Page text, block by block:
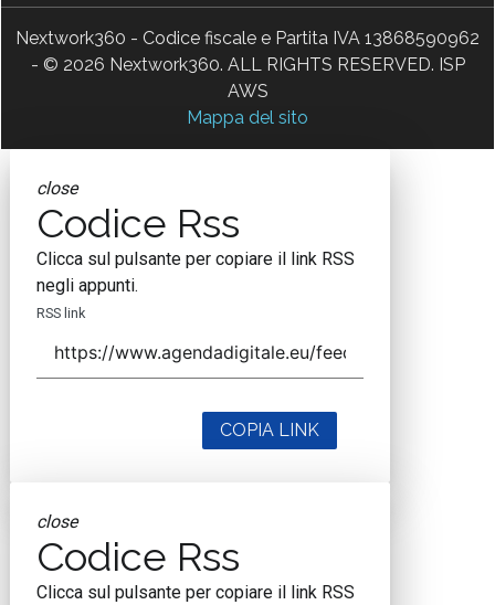
Nextwork360 - Codice fiscale e Partita IVA 13868590962
- © 2026 Nextwork360. ALL RIGHTS RESERVED. ISP
AWS
Mappa del sito
close
Codice Rss
Clicca sul pulsante per copiare il link RSS
negli appunti.
RSS link
COPIA LINK
close
Codice Rss
Clicca sul pulsante per copiare il link RSS